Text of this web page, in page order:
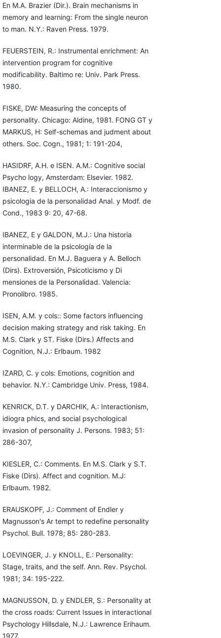
En M.A. Brazier (Dir.). Brain mechanisms in
memory and learning: From the single neuron
to man. N.Y.: Raven Press. 1979.
FEUERSTEIN, R.: Instrumental enrichment: An
intervention program for cognitive
modificability. Baltimo re: Univ. Park Press.
1980.
FISKE, DW: Measuring the concepts of
personality. Chicago: Aldine, 1981. FONG GT y
MARKUS, H: Self-schemas and judment about
others. Soc. Cogn., 1981; 1: 191-204,
HASIDRF, A.H. e ISEN. A.M.: Cognitive social
Psycho logy, Amsterdam: Elsevier. 1982.
IBANEZ, E. y BELLOCH, A.: Interaccionismo y
psicologia de la personalidad Anal. y Modf. de
Cond., 1983 9: 20, 47-68.
IBANEZ, E y GALDON, M.J.: Una historia
interminable de la psicología de la
personalidad. En M.J. Baguera y A. Belloch
(Dirs). Extroversión, Psicoticismo y Di
mensiones de la Personalidad. Valencia:
Pronolibro. 1985.
ISEN, A.M. y cols:: Some factors influencing
decision making strategy and risk taking. En
M.S. Clark y ST. Fiske (Dirs.) Affects and
Cognition, N.J.: Erlbaum. 1982
IZARD, C. y cols: Emotions, cognition and
behavior. N.Y.: Cambridge Univ. Press, 1984.
KENRICK, D.T. y DARCHIK, A.: Interactionism,
idiogra phics, and social psychological
invasion of personality J. Persons. 1983; 51:
286-307,
KIESLER, C.: Comments. En M.S. Clark y S.T.
Fiske (Dirs). Affect and cognition. M.J:
Erlbaum. 1982.
ERAUSKOPF, J.: Comment of Endler y
Magnusson's Ar tempt to redefine personality
Psychol. Bull. 1978; 85: 280-283.
LOEVINGER, J. y KNOLL, E.: Personality:
Stage, traits, and the self. Ann. Rev. Psychol.
1981; 34: 195-222.
MAGNUSSON, D. y ENDLER, S.: Personality at
the cross roads: Current Issues in interactional
Psychology Hillsdale, N.J.: Lawrence Erihaum.
1977.